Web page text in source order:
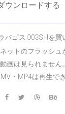
ウンロードする
パゴス 003SHを買
ットのフラッシュ
画は見られませ
・MP4は再生で